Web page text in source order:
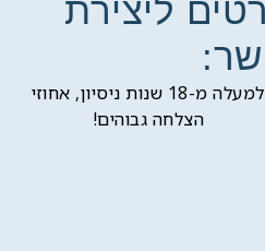
ליצירת
למעלה מ-18 שנות ניסיון, אחוזי
הצלחה גבוהים!